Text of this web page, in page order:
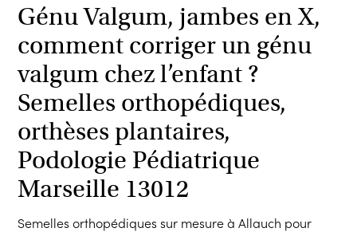
Génu Valgum, jambes en X,
comment corriger un génu
valgum chez l’enfant ?
Semelles orthopédiques,
orthèses plantaires,
Podologie Pédiatrique
Marseille 13012
Semelles orthopédiques sur mesure à Allauch pour